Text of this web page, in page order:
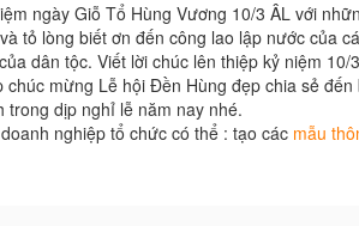
ngày Giỗ Tổ Hùng Vương 10/3 ÂL với
tỏ lòng biết ơn đến công lao lập nước của
dân tộc. Viết lời chúc lên thiệp kỷ niệm
chúc mừng Lễ hội Đền Hùng đẹp chia sẻ
trong dịp nghỉ lễ năm nay nhé.
nghiệp tổ chức có thể : tạo các mẫu